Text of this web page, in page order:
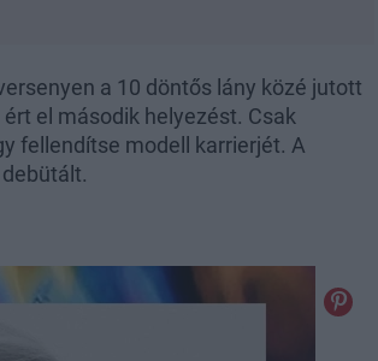
a 10 döntős lány közé jutott
el második helyezést. Csak
fellendítse modell karrierjét. A